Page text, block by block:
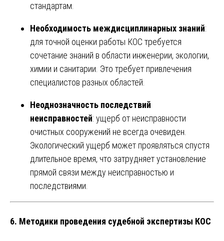
стандартам.
Необходимость междисциплинарных знаний:
для точной оценки работы КОС требуется
сочетание знаний в области инженерии, экологии,
химии и санитарии. Это требует привлечения
специалистов разных областей.
Неоднозначность последствий
неисправностей: ущерб от неисправности
очистных сооружений не всегда очевиден.
Экологический ущерб может проявляться спустя
длительное время, что затрудняет установление
прямой связи между неисправностью и
последствиями.
6. Методики проведения судебной экспертизы КОС